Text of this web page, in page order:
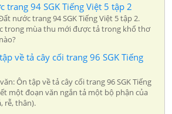
trang 94 SGK Tiếng Việt 5 tập 2
nước trang 94 SGK Tiếng Việt 5 tập 2.
trong mùa thu mới được tả trong khổ thơ
về tả cây cối trang 96 SGK Tiếng
Ôn tập về tả cây cối trang 96 SGK Tiếng
một đoạn văn ngắn tả một bộ phận của
rễ, thân).